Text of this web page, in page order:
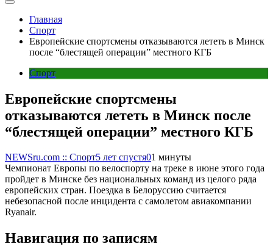
Главная
Спорт
Европейские спортсмены отказываются лететь в Минск
после “блестящей операции” местного КГБ
Спорт
Европейские спортсмены
отказываются лететь в Минск после
“блестящей операции” местного КГБ
NEWSru.com :: Спорт5 лет спустя01 минуты
Чемпионат Европы по велоспорту на треке в июне этого года
пройдет в Минске без национальных команд из целого ряда
европейских стран. Поездка в Белоруссию считается
небезопасной после инцидента с самолетом авиакомпании
Ryanair.
Навигация по записям